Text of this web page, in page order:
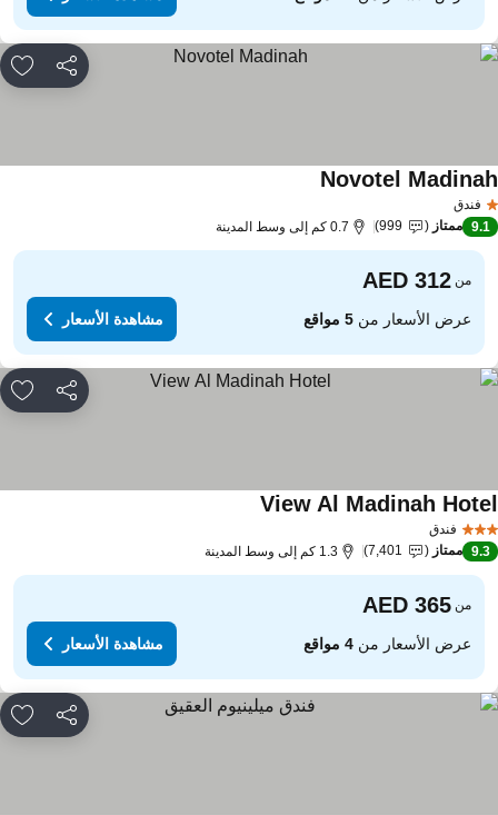
مشاركة
فندق
Novotel
9.1 ممتاز 999 0.7 كم إلى وسط المدينة
من
عرض الأسعار من5 مواقع مشاهدة الأسعار
مشاركة
فندق
View Al Madinah
9.3 ممتاز 7,401 1.3 كم إلى وسط المدينة
من
عرض الأسعار من4 مواقع مشاهدة الأسعار
مشاركة